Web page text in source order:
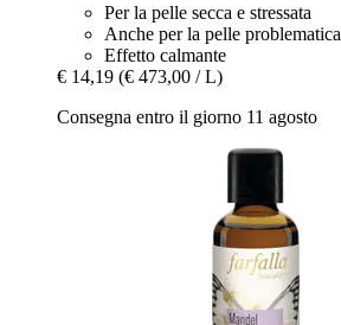
Per la pelle secca e stressata
Anche per la pelle problematica
Effetto calmante
€ 14,19 (€ 473,00 / L)
Consegna entro il giorno 11 agosto